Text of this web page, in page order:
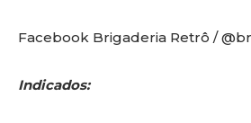
Facebook Brigaderia Retrô /
Indicados: